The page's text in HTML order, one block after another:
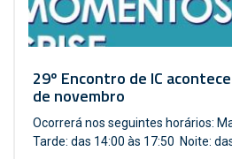
29º Encontro de IC
de novembro
Ocorrerá nos seguintes horários:
Tarde: das 14:00 às 17:50 Noite: